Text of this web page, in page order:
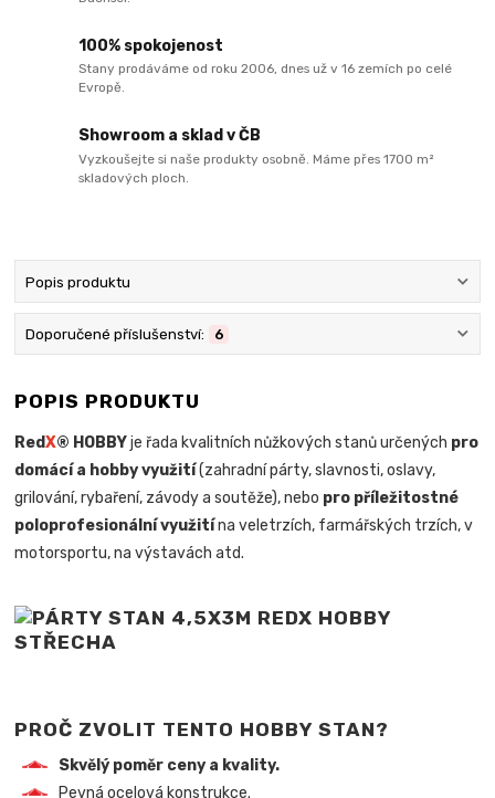
100% spokojenost
Stany prodáváme od roku 2006, dnes už v 16 zemích po celé
Evropě.
Showroom a sklad v ČB
Vyzkoušejte si naše produkty osobně. Máme přes 1700 m²
skladových ploch.
Popis produktu
Doporučené příslušenství: 6
POPIS PRODUKTU
RedX® HOBBYje řada kvalitních nůžkových stanů určených pro
domácí a hobby využití(zahradní párty, slavnosti, oslavy,
grilování, rybaření, závody a soutěže), nebo pro příležitostné
poloprofesionální využitína veletrzích, farmářských trzích, v
motorsportu, na výstavách atd.
PROČ ZVOLIT TENTO HOBBY STAN?
Skvělý poměr ceny a kvality.
Pevná ocelová konstrukce.